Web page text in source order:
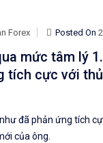
Forex Posted On
mức tâm lý
tích cực với
đã phản ứng tích
của ông.